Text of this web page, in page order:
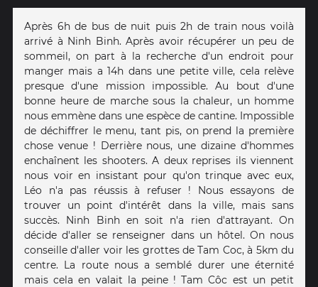
Après 6h de bus de nuit puis 2h de train nous voilà
arrivé à Ninh Binh. Après avoir récupérer un peu de
sommeil, on part à la recherche d'un endroit pour
manger mais a 14h dans une petite ville, cela relève
presque d'une mission impossible. Au bout d'une
bonne heure de marche sous la chaleur, un homme
nous emmène dans une espèce de cantine. Impossible
de déchiffrer le menu, tant pis, on prend la première
chose venue ! Derrière nous, une dizaine d'hommes
enchaînent les shooters. A deux reprises ils viennent
nous voir en insistant pour qu'on trinque avec eux,
Léo n'a pas réussis à refuser ! Nous essayons de
trouver un point d'intérêt dans la ville, mais sans
succès. Ninh Binh en soit n'a rien d'attrayant. On
décide d'aller se renseigner dans un hôtel. On nous
conseille d'aller voir les grottes de Tam Coc, à 5km du
centre. La route nous a semblé durer une éternité
mais cela en valait la peine ! Tam Côc est un petit